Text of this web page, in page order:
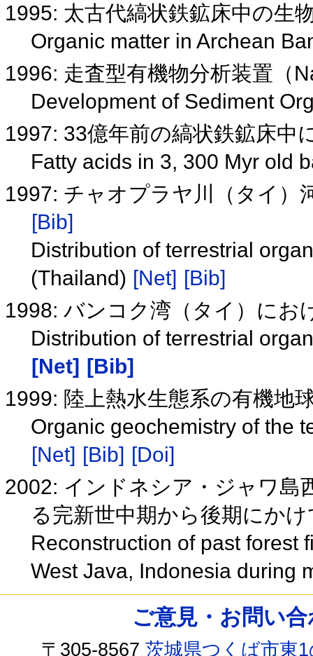
1995: 太古代縞状鉄鉱床中の生
Organic matter in Archean
1996: 走査型有機物分析装置（
Development of Sediment
1997: 33億年前の縞状鉄鉱床
Fatty acids in 3, 300 Myr old
1997: チャオプラヤ川（タイ
[Bib]
Distribution of terrestrial
(Thailand) [Net] [Bib]
1998: バンコク湾（タイ）にお
Distribution of terrestrial
[Net] [Bib]
1999: 陸上熱水生態系の有機地
Organic geochemistry of the
[Net] [Bib] [Doi]
2002: インドネシア・ジャワ島
る完新世中期から後期にか
Reconstruction of past forest
West Java, Indonesia during
ご意見・お問い
〒305-8567茨城県つくば市東